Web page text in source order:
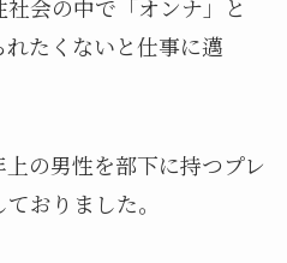
会の中で「オンナ」と
たくないと仕事に邁
の男性を部下に持つプレ
おりました。